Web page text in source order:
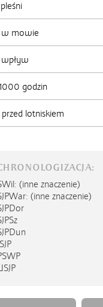
w mowie
wpływ
godzin
lotniskiem
: (inne znaczenie)
: (inne znaczenie)